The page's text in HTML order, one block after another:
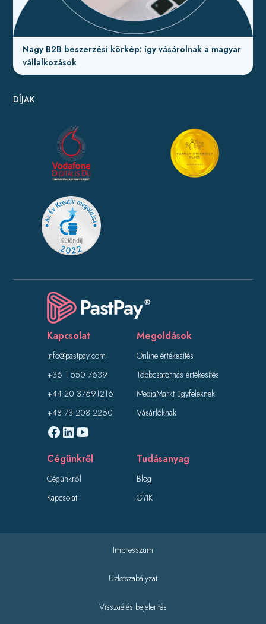
Nagy B2B beszerzési körkép: így vásárolnak a magyar
vállalkozások
DÍJAK
Kapcsolat
info@pastpay.com
+36 1 550 7639
+44 20 37691216
+48 73 208 2260
Megoldások
Online értékesítés
Többcsatornás értékesítés
MediaMarkt ügyfeleknek
Vásárlóknak
Cégünkről
Cégünkről
Kapcsolat
Tudásanyag
Blog
GYIK
Impresszum
Üzletszabályzat
Visszaélés bejelentés